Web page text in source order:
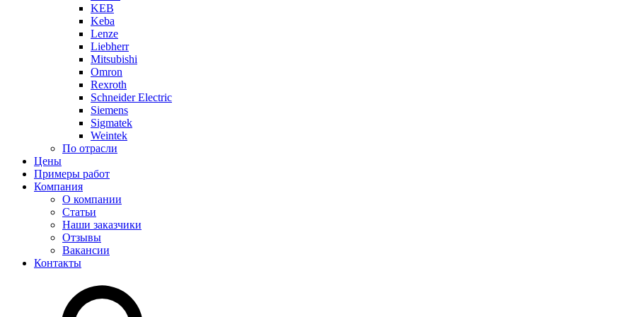
KEB
Keba
Lenze
Liebherr
Mitsubishi
Omron
Rexroth
Schneider Electric
Siemens
Sigmatek
Weintek
По отрасли
Цены
Примеры работ
Компания
О компании
Статьи
Наши заказчики
Отзывы
Вакансии
Контакты